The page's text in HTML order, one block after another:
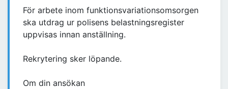
För arbete inom funktionsvariationsomsorgen
ska utdrag ur polisens belastningsregister
uppvisas innan anställning.
Rekrytering sker löpande.
Om din ansökan